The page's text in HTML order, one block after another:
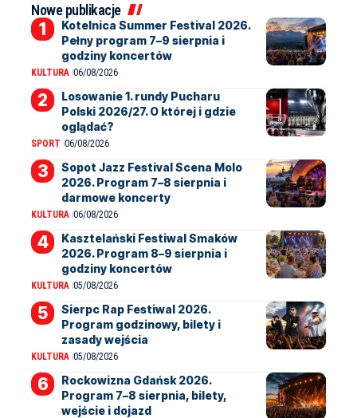
Nowe publikacje
Kotelnica Summer Festival 2026.
Pełny program 7–9 sierpnia i
godziny koncertów
KULTURA 06/08/2026
Losowanie 1. rundy Pucharu
Polski 2026/27. O której i gdzie
oglądać?
SPORT 06/08/2026
Sopot Jazz Festival Scena Molo
2026. Program 7–8 sierpnia i
darmowe koncerty
KULTURA 06/08/2026
Kasztelański Festiwal Smaków
2026. Program 8–9 sierpnia i
godziny koncertów
KULTURA 05/08/2026
Sierpc Rap Festiwal 2026.
Program godzinowy, bilety i
zasady wejścia
KULTURA 05/08/2026
Rockowizna Gdańsk 2026.
Program 7–8 sierpnia, bilety,
wejście i dojazd